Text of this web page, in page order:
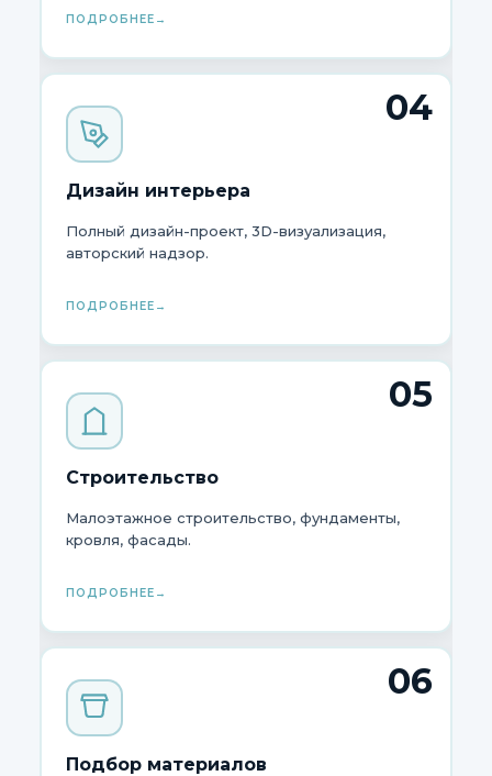
ПОДРОБНЕЕ
04
Дизайн интерьера
Полный дизайн-проект, 3D-визуализация,
авторский надзор.
ПОДРОБНЕЕ
05
Строительство
Малоэтажное строительство, фундаменты,
кровля, фасады.
ПОДРОБНЕЕ
06
Подбор материалов